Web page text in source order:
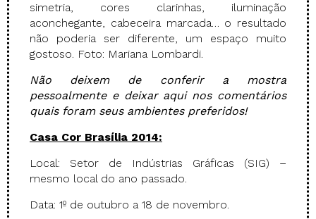
simetria, cores clarinhas, iluminação
aconchegante, cabeceira marcada… o resultado
não poderia ser diferente, um espaço muito
gostoso. Foto: Mariana Lombardi.
Não deixem de conferir a mostra
pessoalmente e deixar aqui nos comentários
quais foram seus ambientes preferidos!
Casa Cor Brasília 2014:
Local: Setor de Indústrias Gráficas (SIG) –
mesmo local do ano passado.
Data: 1º de outubro a 18 de novembro.